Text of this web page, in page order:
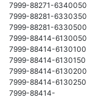
7999-88271-6340050
7999-88281-6330350
7999-88281-6330500
7999-88414-6130050
7999-88414-6130100
7999-88414-6130150
7999-88414-6130200
7999-88414-6130250
7999-88414-